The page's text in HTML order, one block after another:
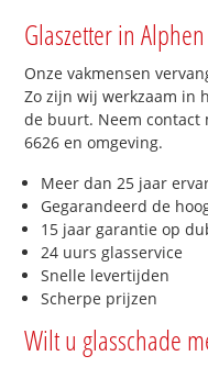
Glaszetter in
Onze vakmensen
Zo zijn wij werkzaam in
de buurt. Neem contact
6626 en omgeving.
Meer dan 25 jaar
Gegarandeerd de
15 jaar garantie op
24 uurs glasservice
Snelle levertijden
Scherpe prijzen
Wilt u glasschade